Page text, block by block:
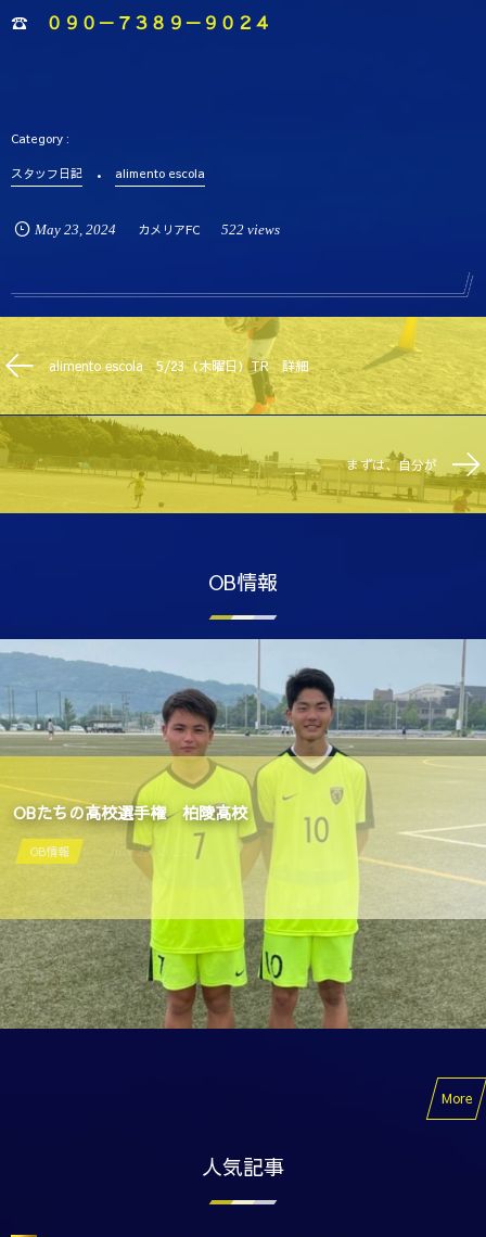
☎ ０９０－７３８９－９０２４
スタッフ日記 alimento escola
May 23, 2024 カメリアFC 522 views
alimento escola 5/23（木曜日）TR 詳細
まずは、自分が
OB情報
OBたちの高校選手権 柏陵高校
OB情報 July 25,2022
More
人気記事